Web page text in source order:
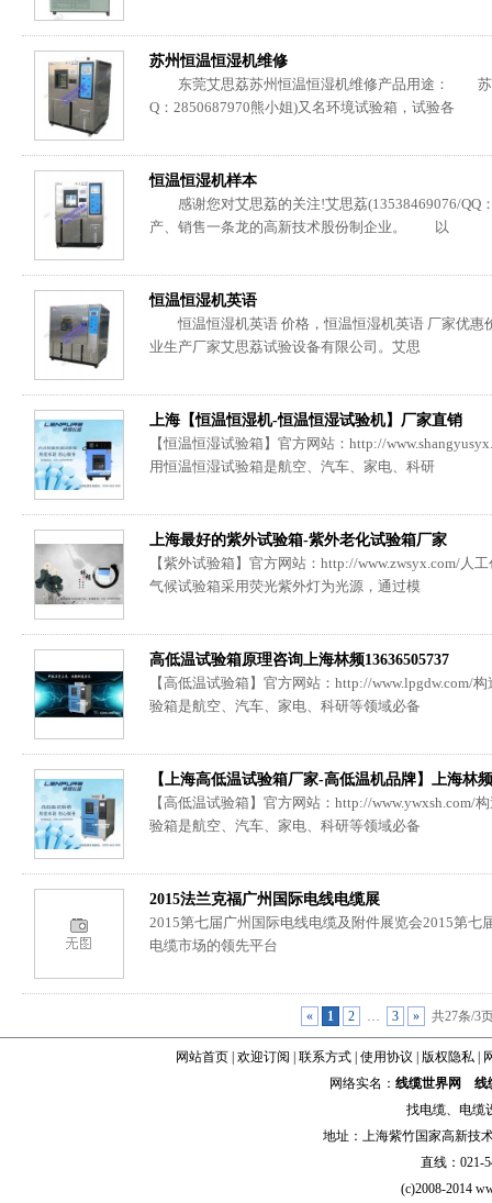
苏州恒温恒湿机维修
东莞艾思荔苏州恒温恒湿机维修产品用途： 苏
Q：2850687970熊小姐)又名环境试验箱，试验各
恒温恒湿机样本
感谢您对艾思荔的关注!艾思荔(13538469076/QQ
产、销售一条龙的高新技术股份制企业。 以
恒温恒湿机英语
恒温恒湿机英语 价格，恒温恒湿机英语 厂家优惠
业生产厂家艾思荔试验设备有限公司。艾思
上海【恒温恒湿机-恒温恒湿试验机】厂家直销
【恒温恒湿试验箱】官方网站：http://
用恒温恒湿试验箱是航空、汽车、家电、科研
上海最好的紫外试验箱-紫外老化试验箱厂家
【紫外试验箱】官方网站：http://www.zwsyx.com/人
气候试验箱采用荧光紫外灯为光源，通过模
高低温试验箱原理咨询上海林频13636505737
【高低温试验箱】官方网站：http://www.lpgdw.com/
验箱是航空、汽车、家电、科研等领域必备
【上海高低温试验箱厂家-高低温机品牌】上海林频
【高低温试验箱】官方网站：http://www.ywxsh.com/
验箱是航空、汽车、家电、科研等领域必备
2015法兰克福广州国际电线电缆展
2015第七届广州国际电线电缆及附件展览会2015第七
电缆市场的领先平台
« 1 2 … 3 » 共27条/3
网站首页| 欢迎订阅 联系方式| 使用协议 版权隐私|
网络实名： 线缆世界网
线
找电缆、 电缆
地址：上海紫竹国家高新技
直线：021-
(c)2008-2014